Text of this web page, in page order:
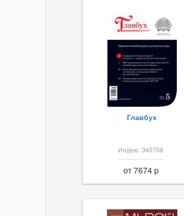
Главбух
Индекс Э40708
от 7674 p